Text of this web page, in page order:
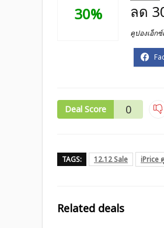
30%
ลด
คูปองเอ็ก
Deal Score 0
TAGS: 12.12 Sale iPrice
Related deals